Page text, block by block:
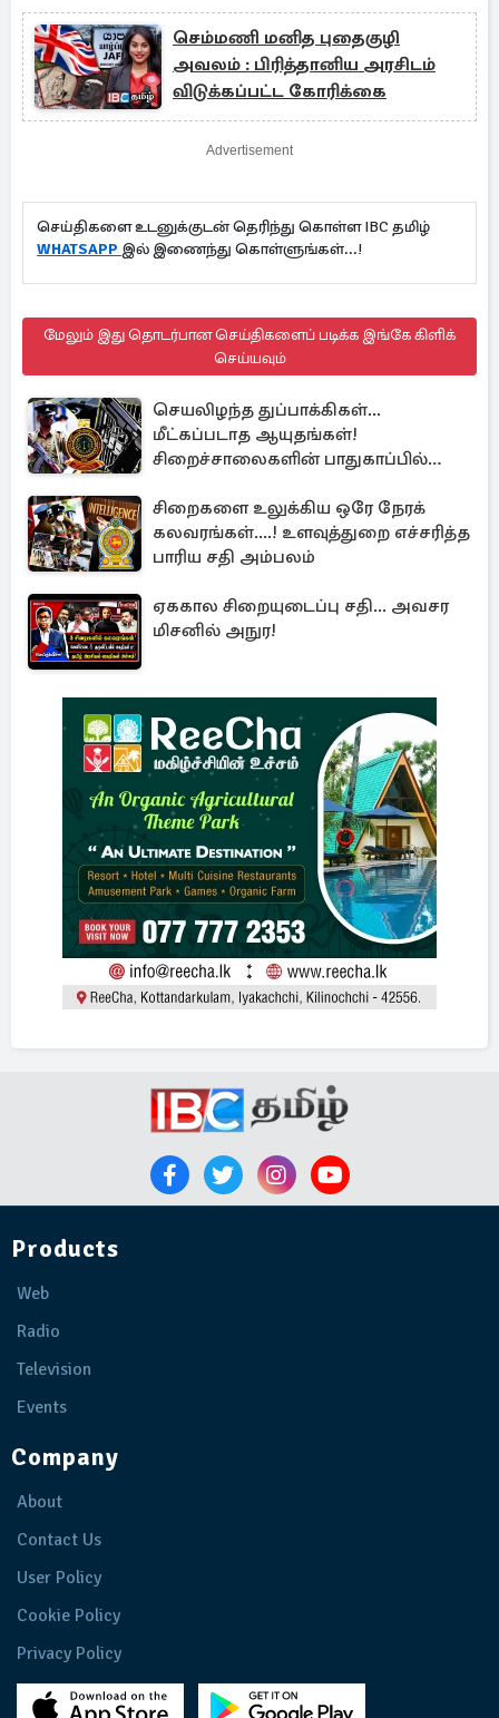
செம்மணி மனித புதைகுழி
அவலம் : பிரித்தானிய அரசிடம்
விடுக்கப்பட்ட கோரிக்கை
Advertisement
செய்திகளை உடனுக்குடன் தெரிந்து கொள்ள IBC தமிழ்
WHATSAPP இல் இணைந்து கொள்ளுங்கள்...!
மேலும் இது தொடர்பான செய்திகளைப் படிக்க இங்கே கிளிக்
செய்யவும்
செயலிழந்த துப்பாக்கிகள்...
மீட்கப்படாத ஆயுதங்கள்!
சிறைச்சாலைகளின் பாதுகாப்பில்
சிறைகளை உலுக்கிய ஒரே நேரக்
கலவரங்கள்....! உளவுத்துறை எச்சரித்த
பாரிய சதி அம்பலம்
ஏககால சிறையுடைப்பு சதி... அவசர
மிசனில் அநுர!
Products
Web
Radio
Television
Events
Company
About
Contact Us
User Policy
Cookie Policy
Privacy Policy